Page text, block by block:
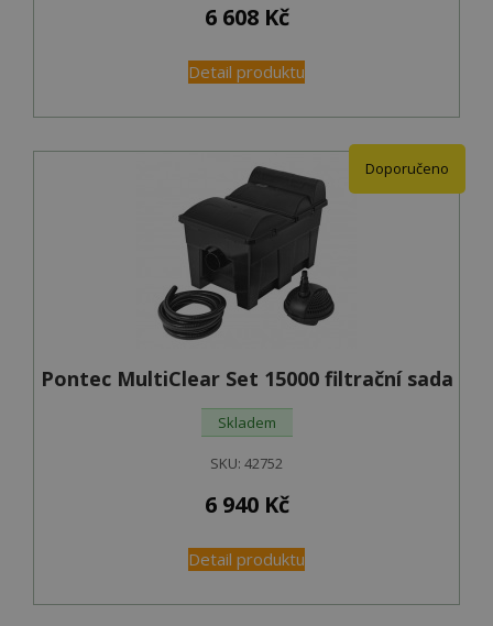
6 608 Kč
Detail produktu
Doporučeno
Pontec MultiClear Set 15000 filtrační sada
Skladem
SKU: 42752
6 940 Kč
Detail produktu